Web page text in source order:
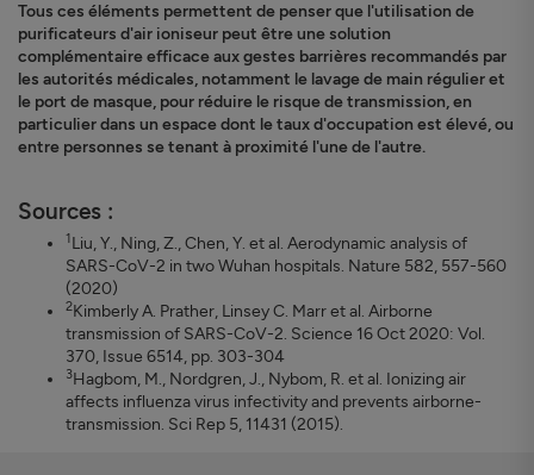
Tous ces éléments permettent de penser que l'utilisation de
purificateurs d'air ioniseur peut être une solution
complémentaire efficace aux gestes barrières recommandés par
les autorités médicales, notamment le lavage de main régulier et
le port de masque, pour réduire le risque de transmission, en
particulier dans un espace dont le taux d'occupation est élevé, ou
entre personnes se tenant à proximité l'une de l'autre.
Sources :
1 Liu, Y., Ning, Z., Chen, Y. et al. Aerodynamic analysis of
SARS-CoV-2 in two Wuhan hospitals. Nature 582, 557-560
(2020)
2Kimberly A. Prather, Linsey C. Marr et al. Airborne
transmission of SARS-CoV-2. Science 16 Oct 2020: Vol.
370, Issue 6514, pp. 303-304
3Hagbom, M., Nordgren, J., Nybom, R. et al. Ionizing air
affects influenza virus infectivity and prevents airborne-
transmission. Sci Rep 5, 11431 (2015).